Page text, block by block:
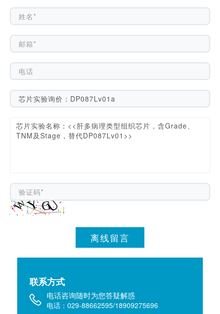
离线留言
联系方式
电话咨询随时为您答疑解惑
电话：029-88662595/18909275696